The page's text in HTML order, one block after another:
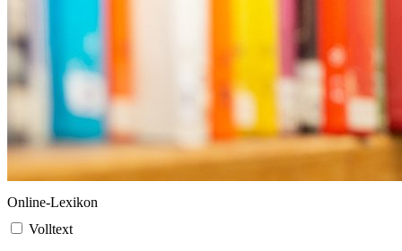
Online-Lexikon
Volltext